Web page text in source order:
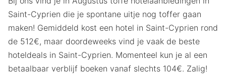
Saint-Cyprien die je spontane uitje nog toffer gaan
maken! Gemiddeld kost een hotel in Saint-Cyprien rond
de 512€, maar doordeweeks vind je vaak de beste
hoteldeals in Saint-Cyprien. Momenteel kun je al een
betaalbaar verblijf boeken vanaf slechts 104€. Zalig!